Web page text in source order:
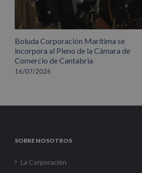
Boluda Corporación Marítima se
incorpora al Pleno de la Cámara de
Comercio de Cantabria
16/07/2026
SOBRE NOSOTROS
La Corporación